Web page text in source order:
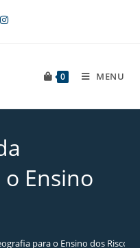
0 MENU
Ensino
para o Ensino dos Riscos